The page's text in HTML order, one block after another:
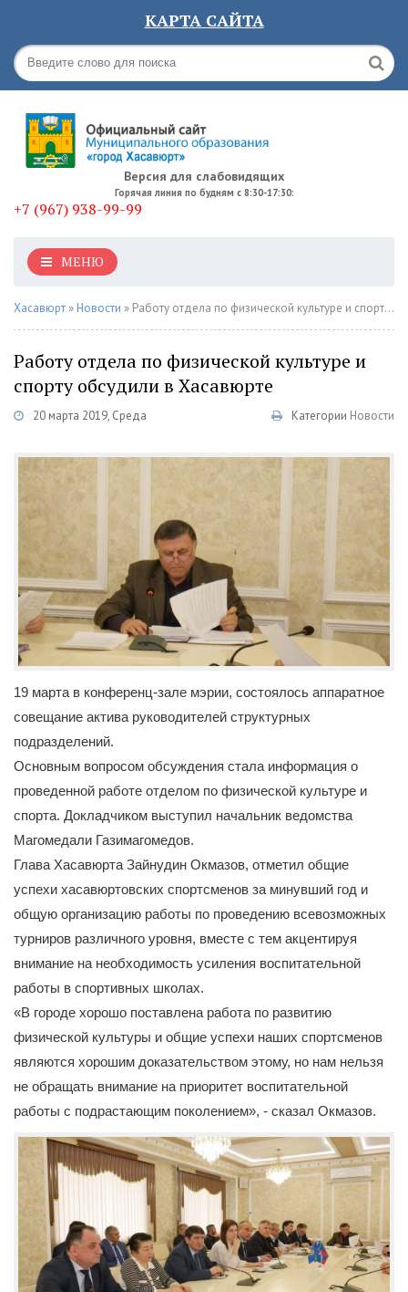
КАРТА САЙТА
Версия для слабовидящих
Горячая линия по будням с 8:30-17:30:
+7 (967) 938-99-99
МЕНЮ
Хасавюрт » Новости » Работу отдела по физической культуре и спорту обсудили в Хасавюрте
Работу отдела по физической культуре и
спорту обсудили в Хасавюрте
20 марта 2019, Среда Категории Новости
19 марта в конференц-зале мэрии, состоялось аппаратное
совещание актива руководителей структурных
подразделений.
Основным вопросом обсуждения стала информация о
проведенной работе отделом по физической культуре и
спорта. Докладчиком выступил начальник ведомства
Магомедали Газимагомедов.
Глава Хасавюрта Зайнудин Окмазов, отметил общие
успехи хасавюртовских спортсменов за минувший год и
общую организацию работы по проведению всевозможных
турниров различного уровня, вместе с тем акцентируя
внимание на необходимость усиления воспитательной
работы в спортивных школах.
«В городе хорошо поставлена работа по развитию
физической культуры и общие успехи наших спортсменов
являются хорошим доказательством этому, но нам нельзя
не обращать внимание на приоритет воспитательной
работы с подрастающим поколением», - сказал Окмазов.